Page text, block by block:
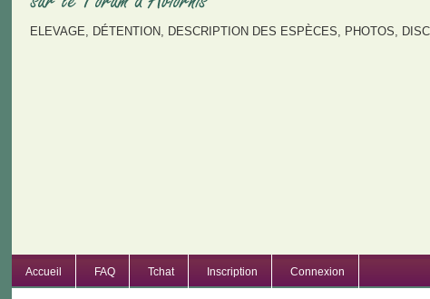
ELEVAGE, DÉTENTION, DESCRIPTION DES ESPÈCES, PHOTOS,
Accueil FAQ Tchat Inscription Connexion